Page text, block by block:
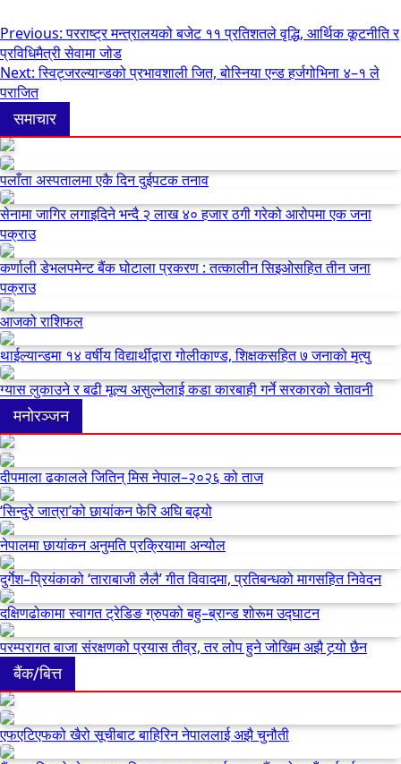
Pinterest
Post
navigation
Previous: परराष्ट्र मन्त्रालयको बजेट ११ प्रतिशतले वृद्धि, आर्थिक कूटनीति र
प्रविधिमैत्री सेवामा जोड
Next:स्विट्जरल्यान्डको प्रभावशाली जित, बोस्निया एन्ड हर्जगोभिना ४–१ ले
पराजित
समाचार
पलाँता अस्पतालमा एकै दिन दुईपटक तनाव
सेनामा जागिर लगाइदिने भन्दै २ लाख ४० हजार ठगी गरेको आरोपमा एक जना
पक्राउ
कर्णाली डेभलपमेन्ट बैंक घोटाला प्रकरण : तत्कालीन सिइओसहित तीन जना
पक्राउ
आजको राशिफल
थाईल्यान्डमा १४ वर्षीय विद्यार्थीद्वारा गोलीकाण्ड, शिक्षकसहित ७ जनाको मृत्यु
ग्यास लुकाउने र बढी मूल्य असुल्नेलाई कडा कारबाही गर्ने सरकारको चेतावनी
मनोरञ्जन
दीपमाला ढकालले जितिन् मिस नेपाल–२०२६ को ताज
‘सिन्दुरे जात्रा’को छायांकन फेरि अघि बढ्यो
नेपालमा छायांकन अनुमति प्रक्रियामा अन्योल
दुर्गेश–प्रियंकाको ‘ताराबाजी लैलै’ गीत विवादमा, प्रतिबन्धको मागसहित निवेदन
दक्षिणढोकामा स्वागत ट्रेडिङ ग्रुपको बहु–ब्रान्ड शोरूम उद्घाटन
परम्परागत बाजा संरक्षणको प्रयास तीव्र, तर लोप हुने जोखिम अझै टर्‍यो छैन
बैंक/बित्त
एफएटिएफको खैरो सूचीबाट बाहिरिन नेपाललाई अझै चुनौती